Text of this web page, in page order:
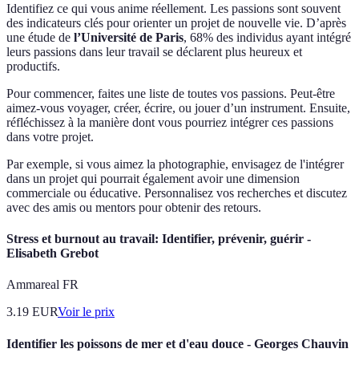
Identifiez ce qui vous anime réellement. Les passions sont souvent
des indicateurs clés pour orienter un projet de nouvelle vie. D’après
une étude de l’Université de Paris, 68% des individus ayant intégré
leurs passions dans leur travail se déclarent plus heureux et
productifs.
Pour commencer, faites une liste de toutes vos passions. Peut-être
aimez-vous voyager, créer, écrire, ou jouer d’un instrument. Ensuite,
réfléchissez à la manière dont vous pourriez intégrer ces passions
dans votre projet.
Par exemple, si vous aimez la photographie, envisagez de l'intégrer
dans un projet qui pourrait également avoir une dimension
commerciale ou éducative. Personnalisez vos recherches et discutez
avec des amis ou mentors pour obtenir des retours.
Stress et burnout au travail: Identifier, prévenir, guérir -
Elisabeth Grebot
Ammareal FR
3.19 EURVoir le prix
Identifier les poissons de mer et d'eau douce - Georges Chauvin